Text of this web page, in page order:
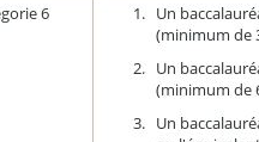
6
Un
(minimum de
Un
(minimum de
Un